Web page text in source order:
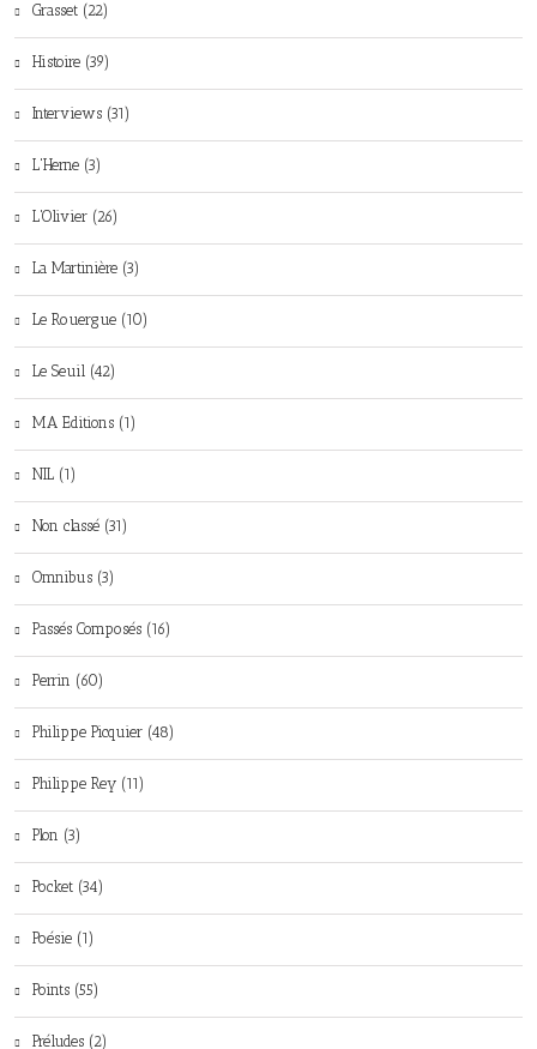
Grasset (22)
Histoire (39)
Interviews (31)
L'Herne (3)
L'Olivier (26)
La Martinière (3)
Le Rouergue (10)
Le Seuil (42)
MA Editions (1)
NIL (1)
Non classé (31)
Omnibus (3)
Passés Composés (16)
Perrin (60)
Philippe Picquier (48)
Philippe Rey (11)
Plon (3)
Pocket (34)
Poésie (1)
Points (55)
Préludes (2)